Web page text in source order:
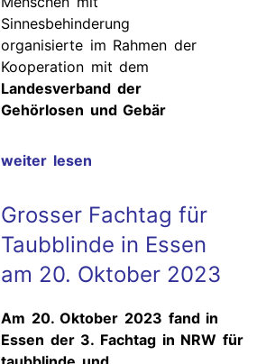
Sinnesbehinderung
organisierte im Rahmen der
Kooperation mit dem
Landesverband der
Gehörlosen und Gebär
weiter lesen
Grosser Fachtag für
Taubblinde in Essen
am 20. Oktober 2023
Am 20. Oktober 2023 fand in
Essen der 3. Fachtag in NRW für